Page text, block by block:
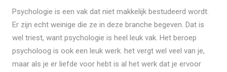
Psychologie is een vak dat niet makkelijk bestudeerd wordt.
Er zijn echt weinige die ze in deze branche begeven. Dat is
wel triest, want psychologie is heel leuk vak. Het beroep
psycholoog is ook een leuk werk. het vergt wel veel van je,
maar als je er liefde voor hebt is al het werk dat je ervoor